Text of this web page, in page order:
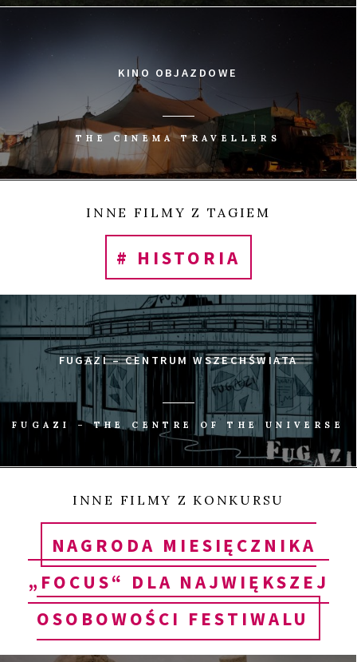
KINO OBJAZDOWE
THE CINEMA TRAVELLERS
INNE FILMY Z TAGIEM
# HISTORIA
FUGAZI – CENTRUM WSZECHŚWIATA
FUGAZI – THE CENTRE OF THE UNIVERSE
INNE FILMY Z KONKURSU
NAGRODA MIESIĘCZNIKA
„FOCUS“ DLA NAJWIĘKSZEJ
OSOBOWOŚCI FESTIWALU